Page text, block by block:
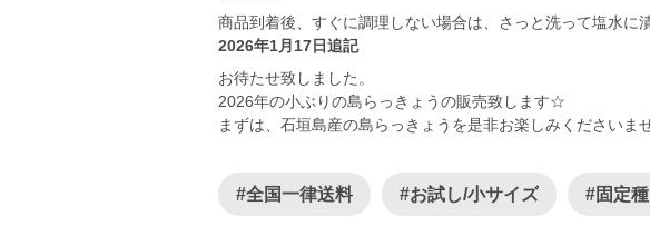
商品到着後、すぐに調理しない場合は、さっと洗って塩水に
2026年1月17日追記
お待たせ致しました。
2026年の小ぶりの島らっきょうの販売致します☆
まずは、石垣島産の島らっきょうを是非お楽しみくださいま
#全国一律送料 #お試し/小サイズ #固定